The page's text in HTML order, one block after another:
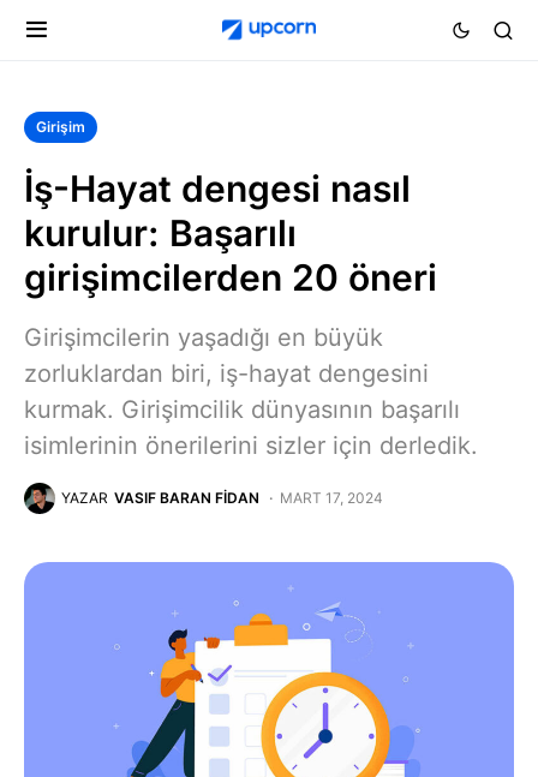
Girişim
İş-Hayat dengesi nasıl
kurulur: Başarılı
girişimcilerden 20 öneri
Girişimcilerin yaşadığı en büyük
zorluklardan biri, iş-hayat dengesini
kurmak. Girişimcilik dünyasının başarılı
isimlerinin önerilerini sizler için derledik.
YAZAR VASIF BARAN FIDAN MART 17, 2024